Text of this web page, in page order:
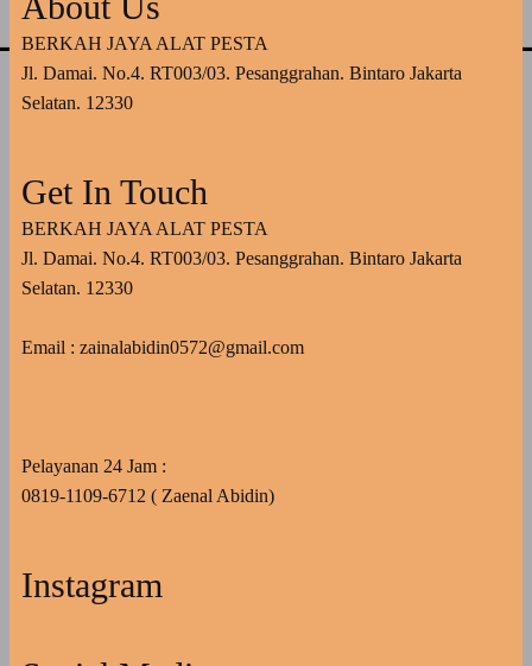
BERKAH JAYA ALAT PESTA
Jl. Damai. No.4. RT003/03. Pesanggrahan. Bintaro Jakarta
Selatan. 12330
Get In Touch
BERKAH JAYA ALAT PESTA
Jl. Damai. No.4. RT003/03. Pesanggrahan. Bintaro Jakarta
Selatan. 12330
Email : zainalabidin0572@gmail.com
Pelayanan 24 Jam :
0819-1109-6712 ( Zaenal Abidin)
Instagram